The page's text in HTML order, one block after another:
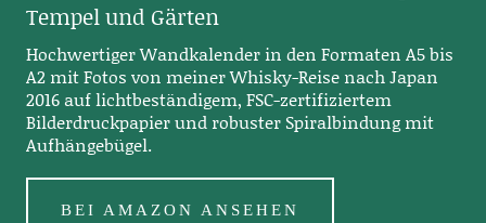
Tempel und Gärten
Hochwertiger Wandkalender in den Formaten A5 bis
A2 mit Fotos von meiner Whisky-Reise nach Japan
2016 auf lichtbeständigem, FSC-zertifiziertem
Bilderdruckpapier und robuster Spiralbindung mit
Aufhängebügel.
BEI AMAZON ANSEHEN